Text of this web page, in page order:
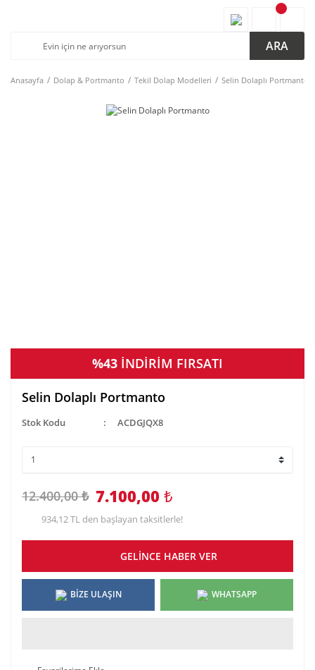
ARA
Anasayfa Dolap & Portmanto Tekil Dolap Modelleri Selin Dolaplı Portmanto
%43 İNDİRİM FIRSATI
Selin Dolaplı Portmanto
Stok Kodu ACDGJQX8
12.400,00 ₺ 7.100,00 ₺
934,12 TL den başlayan taksitlerle!
GELİNCE HABER VER
BİZE ULAŞIN WHATSAPP